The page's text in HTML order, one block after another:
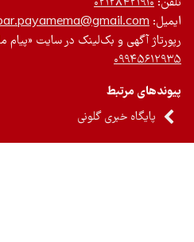
khabar.payamema@gmail.com
آگهی و بک‌لینک در سایت «پیام ما»:
مرتبط
پایگاه خبری گلونی